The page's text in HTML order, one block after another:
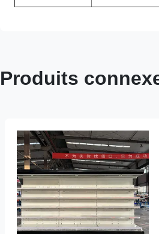
Produits